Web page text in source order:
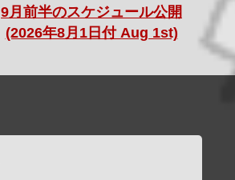
9月前半のスケジュール公開
(2026年8月1日付 Aug 1st)